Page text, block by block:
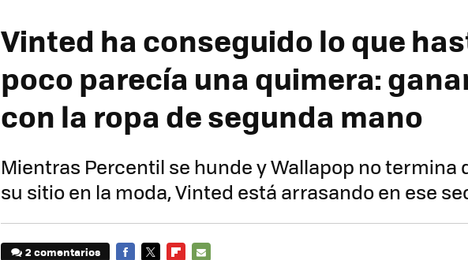
Vinted ha conseguido lo que
poco parecía una quimera:
con la ropa de segunda mano
Mientras Percentil se hunde y Wallapop no termina
su sitio en la moda, Vinted está arrasando en ese
2 comentarios